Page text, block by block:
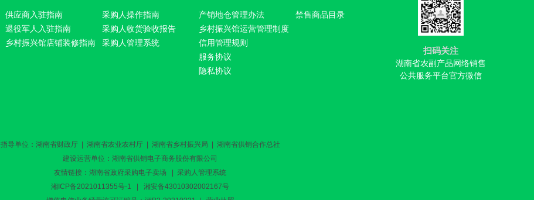
供应商入驻指南
退役军人入驻指南
乡村振兴馆店铺装修指南
采购人操作指南
采购人收货验收报告
采购人管理系统
产销地仓管理办法
乡村振兴馆运营管理制度
信用管理规则
服务协议
隐私协议
禁售商品目录
扫码关注
湖南省农副产品网络销售
公共服务平台官方微信
指导单位：湖南省财政厅 | 湖南省农业农村厅 | 湖南省乡村振兴局 | 湖南省供销合作总社
建设运营单位：湖南省供销电子商务股份有限公司
友情链接： 湖南省政府采购电子卖场
采购人管理系统
湘ICP备2021011355号-1 | 湘安备43010302002167号